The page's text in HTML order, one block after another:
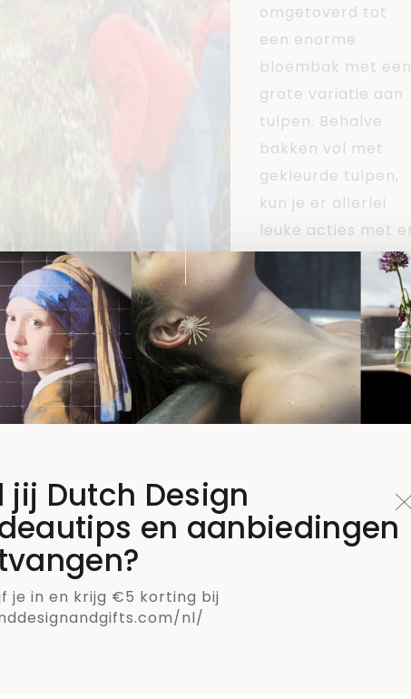
jij Dutch Design
en aanbiedingen
je in en krijg €5 korting bij
nl/
omgetoverd tot
een enorme
bloembak met een
grote variatie aan
tulpen. Behalve
bakken vol met
gekleurde tulpen,
kun je er allerlei
leuke acties met
over tulpen vinden.
Het zal best
moeilijk zijn om te
hoe leuk is het om je eigen bos tulpen te
tulpen zijn er ook nog eens in eindeloos veel
reizen miljoenen tulpen over de hele wereld. Naar
beurzen en festivals brengen boeketten
tulpen produceren en wereldwijd
icoon te noemen.